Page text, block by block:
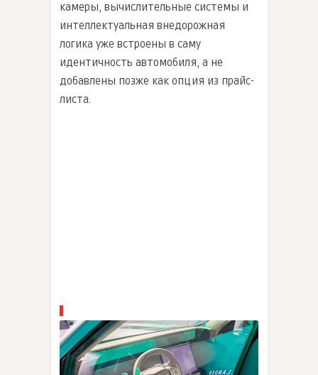
камеры, вычислительные системы и
интеллектуальная внедорожная
логика уже встроены в саму
идентичность автомобиля, а не
добавлены позже как опция из прайс-
листа.